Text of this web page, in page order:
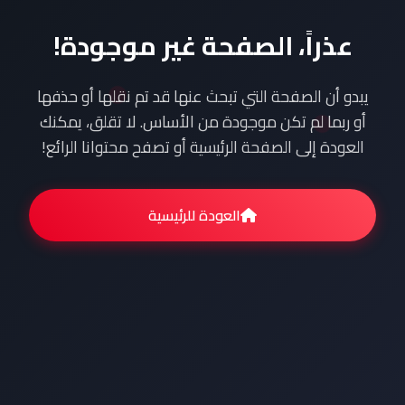
عذراً، الصفحة غير موجودة!
يبدو أن الصفحة التي تبحث عنها قد تم نقلها أو حذفها
أو ربما لم تكن موجودة من الأساس. لا تقلق، يمكنك
العودة إلى الصفحة الرئيسية أو تصفح محتوانا الرائع!
العودة للرئيسية